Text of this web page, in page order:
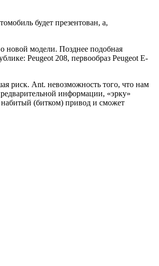
будет презентован, а,
новой модели. Позднее подобная
Peugeot 208, первообраз Peugeot E-
риск. Ant. невозможность того, что нам
информации, «эрку»
набитый (битком) привод и сможет